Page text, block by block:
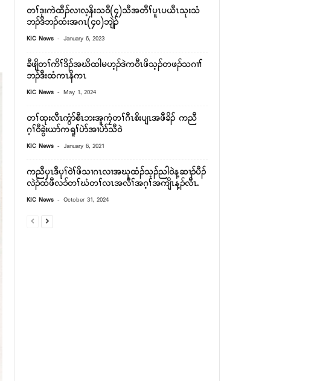
တၢ်ဒုးကဲထီၣ်လၢလ့နိးသ၀ီ(၄)သီအတီၢ်ပူၤပယီၤသုးသံ
ဘၣ်ဒိဘၣ်ထံးအဂၤ(၄၀)ဘျဲၣ်
KIC News - January 6, 2023
ခီဖျိတၢ်ကိၢ်ဒိၣ်အဃိထါမဟ့ၣ်ဒဲက၀ီၤဖိသ့ၣ်တဖၣ်သဂၢၢ်
ဘၣ်ဒီးထံကၤနိကၤ
KIC News - May 1, 2024
တၢ်ထုးလီၤကွံာ်စီၤဘးအူကၠံတၢ်ဂီၤစိးပျၤအဖီခိၣ် ကညီ
ဂ့ၢ်၀ီခွဲးယာ်ကရူၢ်ပဲာ်အၢပဲာ်သီ၀ဲ
KIC News - January 6, 2021
ကညီပှၤဒီပုၢ်ဝဲၢ်ဖိသၢဂၤလၢအဃုထံၣ်သ့ၣ်ညါဝဲန့ဆၢၣ်ပီၣ်
လဲၣ်ထံဖီလၥ်တၢ်ဃံတၢ်လၤအလီၢ်အဂ့ၢ်အကျိၤန့ၣ်လီၤ.
KIC News - October 31, 2024